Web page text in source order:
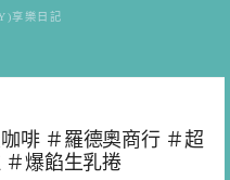
享樂日記
啡 ＃羅德奧商行 ＃超
＃爆餡生乳捲